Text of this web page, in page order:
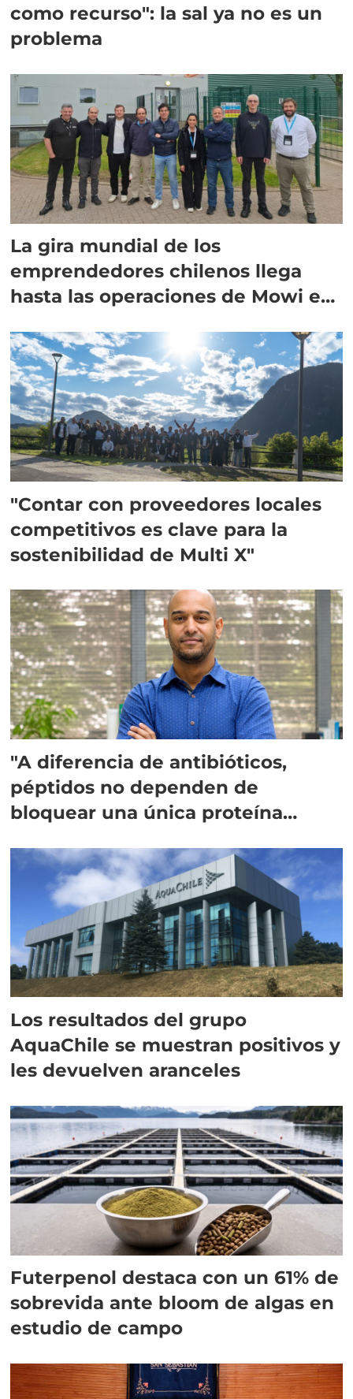
como recurso": la sal ya no es un
problema
La gira mundial de los
emprendedores chilenos llega
hasta las operaciones de Mowi en
"Contar con proveedores locales
competitivos es clave para la
sostenibilidad de Multi X"
"A diferencia de antibióticos,
péptidos no dependen de
bloquear una única proteína
Los resultados del grupo
AquaChile se muestran positivos y
les devuelven aranceles
Futerpenol destaca con un 61% de
sobrevida ante bloom de algas en
estudio de campo